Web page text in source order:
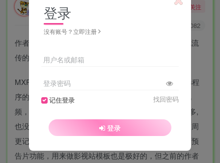
酒醒只在花前坐，酒醉还来花下眠。
关注
1082
作者的最后一个版本，代码全部开源无加密，网上其他流
传的更高版本是二开版。
MXPro模板主题(又名：mxonepro)是一款基于苹果cms程
序的一款全新的简洁好看UI的影视站模板类似于西瓜视
频，不过同对比MxoneV10魔改模板来说功能没有那么多,
也没有那么大气，但是比较且可视化功能较多简洁且有周
更记录样式等多功能后台设置，类似预mxone魔改版的预
告片功能，用来做影视站模板也是极好的，但之前的作者
登录
没有账号？立即注册
用户名或邮箱
登录密码
记住登录 找回密码
登录